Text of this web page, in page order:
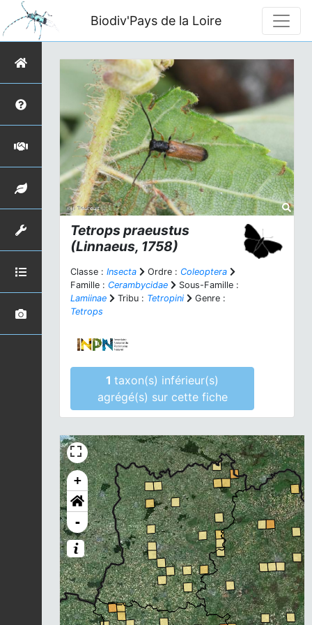
Biodiv'Pays de la Loire
Tetrops praeustus
(Linnaeus, 1758)
Classe : Insecta Ordre : Coleoptera
Famille : Cerambycidae
Sous-Famille :
Lamiinae
Tribu : Tetropini
Genre :
Tetrops
1taxon(s) inférieur(s)
agrégé(s) sur cette fiche
+
-